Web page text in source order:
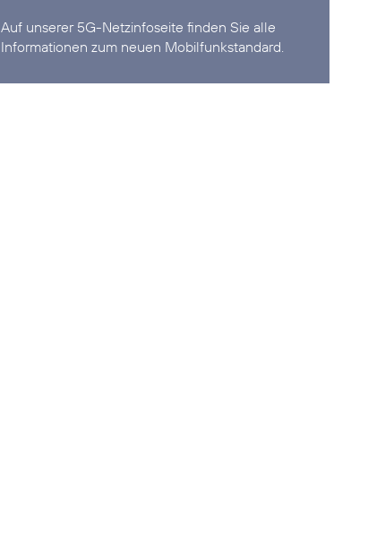
Auf unserer 5G-Netzinfoseite finden Sie alle
Informationen zum neuen Mobilfunkstandard.